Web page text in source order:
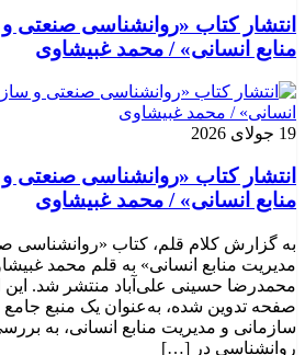
انتشار کتاب «روانشناسی صنعتی
منابع انسانی» / محمد غبیشاوی
19 جولای 2026
انتشار کتاب «روانشناسی صنعتی
منابع انسانی» / محمد غبیشاوی
به گزارش کلام قلم، کتاب «روانشناسی
مدیریت منابع انسانی» به قلم محمد
صفحه تدوین شده، به‌عنوان یک منبع جامع
سازمانی و مدیریت منابع انسانی، به
روانشناسی در […]